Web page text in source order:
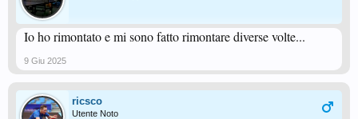
Io ho rimontato e mi sono fatto rimontare diverse volte...
9 Giu 2025
ricsco
Utente Noto